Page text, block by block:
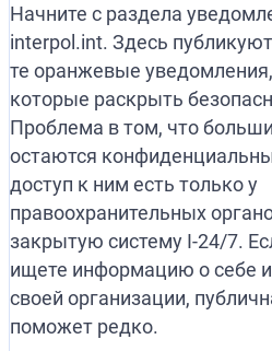
Начните с раздела
interpol.int. Здесь
те оранжевые уведомления,
которые раскрыть
Проблема в том, что
остаются
доступ к ним есть только у
правоохранительных
закрытую систему I-24/7.
ищете информацию о себе
своей организации,
поможет редко.